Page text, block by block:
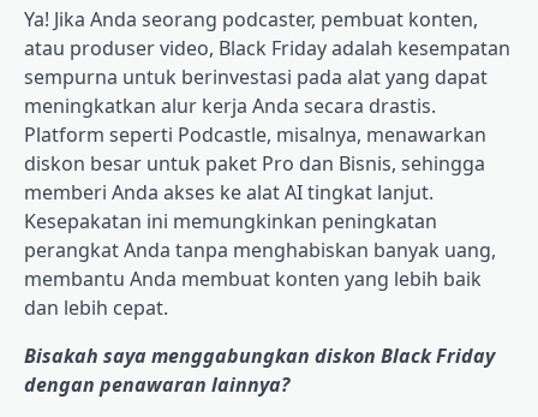
Ya! Jika Anda seorang podcaster, pembuat konten,
atau produser video, Black Friday adalah kesempatan
sempurna untuk berinvestasi pada alat yang dapat
meningkatkan alur kerja Anda secara drastis.
Platform seperti Podcastle, misalnya, menawarkan
diskon besar untuk paket Pro dan Bisnis, sehingga
memberi Anda akses ke alat AI tingkat lanjut.
Kesepakatan ini memungkinkan peningkatan
perangkat Anda tanpa menghabiskan banyak uang,
membantu Anda membuat konten yang lebih baik
dan lebih cepat.
Bisakah saya menggabungkan diskon Black Friday
dengan penawaran lainnya?